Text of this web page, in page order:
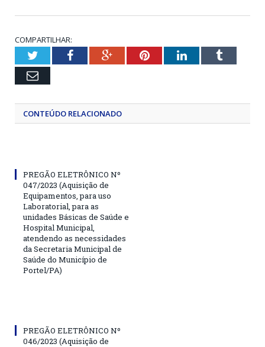
COMPARTILHAR:
TwitterFacebookGoogle+PinterestLinkedInTumblr
Email
CONTEÚDO RELACIONADO
PREGÃO ELETRÔNICO Nº
047/2023 (Aquisição de
Equipamentos, para uso
Laboratorial, para as
unidades Básicas de Saúde e
Hospital Municipal,
atendendo as necessidades
da Secretaria Municipal de
Saúde do Município de
Portel/PA)
PREGÃO ELETRÔNICO Nº
046/2023 (Aquisição de